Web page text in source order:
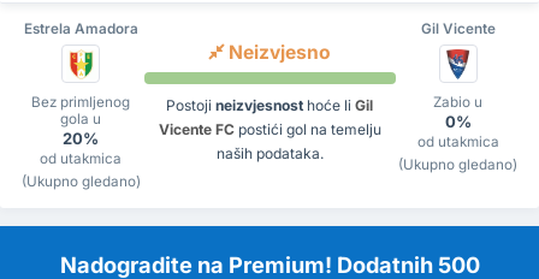
Estrela Amadora Gil Vicente
Bez primljenog
gola u
20%
od utakmica
(Ukupno gledano)
Neizvjesno
Postoji neizvjesnost hoće li Gil
Vicente FCpostići gol na temelju
naših podataka.
Zabio u
0%
od utakmica
(Ukupno gledano)
Nadogradite na Premium! Dodatnih 500